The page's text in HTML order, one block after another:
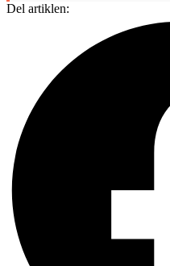
Del artiklen: